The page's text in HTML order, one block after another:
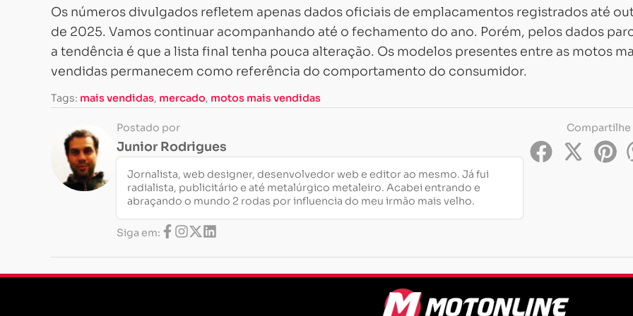
Os números divulgados refletem apenas dados oficiais de emplacamentos registrados até
de 2025. Vamos continuar acompanhando até o fechamento do ano. Porém, pelos dados
a tendência é que a lista final tenha pouca alteração. Os modelos presentes entre as motos
vendidas permanecem como referência do comportamento do consumidor.
Tags: mais vendidas, mercado, motos mais vendidas
Postado por
Junior Rodrigues
Jornalista, web designer, desenvolvedor web e editor ao mesmo. Já fui
radialista, publicitário e até metalúrgico metaleiro. Acabei entrando e
abraçando o mundo 2 rodas por influencia do meu irmão mais velho.
Siga em:
Compartilhe